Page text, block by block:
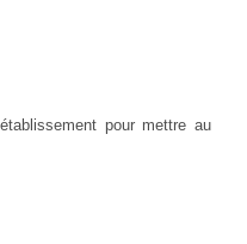
pour mettre au